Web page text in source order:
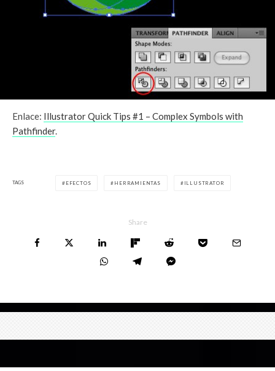
Enlace: Illustrator Quick Tips #1 – Complex Symbols with
Pathfinder.
TAGS EFECTOS HERRAMIENTAS ILLUSTRATOR
Share